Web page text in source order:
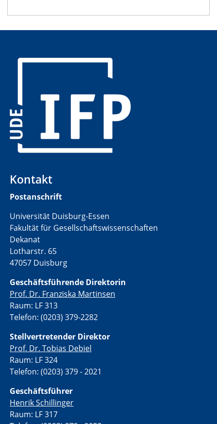
Kontakt
Postanschrift
Universität Duisburg-Essen
Fakultät für Gesellschaftswissenschaften
Dekanat
Lotharstr. 65
47057 Duisburg
Geschäftsführende Direktorin
Prof. Dr. Franziska Martinsen
Raum: LF 313
Telefon: (0203) 379-2282
Stellvertretender Direktor
Prof. Dr. Tobias Debiel
Raum: LF 324
Telefon: (0203) 379 - 2021
Geschäftsführer
Henrik Schillinger
Raum: LF 317